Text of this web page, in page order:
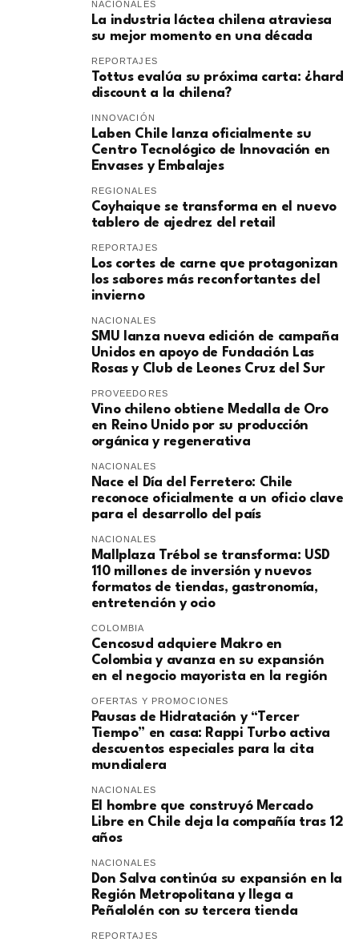
NACIONALES
La industria láctea chilena atraviesa
su mejor momento en una década
REPORTAJES
Tottus evalúa su próxima carta: ¿hard
discount a la chilena?
INNOVACIÓN
Laben Chile lanza oficialmente su
Centro Tecnológico de Innovación en
Envases y Embalajes
REGIONALES
Coyhaique se transforma en el nuevo
tablero de ajedrez del retail
REPORTAJES
Los cortes de carne que protagonizan
los sabores más reconfortantes del
invierno
NACIONALES
SMU lanza nueva edición de campaña
Unidos en apoyo de Fundación Las
Rosas y Club de Leones Cruz del Sur
PROVEEDORES
Vino chileno obtiene Medalla de Oro
en Reino Unido por su producción
orgánica y regenerativa
NACIONALES
Nace el Día del Ferretero: Chile
reconoce oficialmente a un oficio clave
para el desarrollo del país
NACIONALES
Mallplaza Trébol se transforma: USD
110 millones de inversión y nuevos
formatos de tiendas, gastronomía,
entretención y ocio
COLOMBIA
Cencosud adquiere Makro en
Colombia y avanza en su expansión
en el negocio mayorista en la región
OFERTAS Y PROMOCIONES
Pausas de Hidratación y “Tercer
Tiempo” en casa: Rappi Turbo activa
descuentos especiales para la cita
mundialera
NACIONALES
El hombre que construyó Mercado
Libre en Chile deja la compañía tras 12
años
NACIONALES
Don Salva continúa su expansión en la
Región Metropolitana y llega a
Peñalolén con su tercera tienda
REPORTAJES